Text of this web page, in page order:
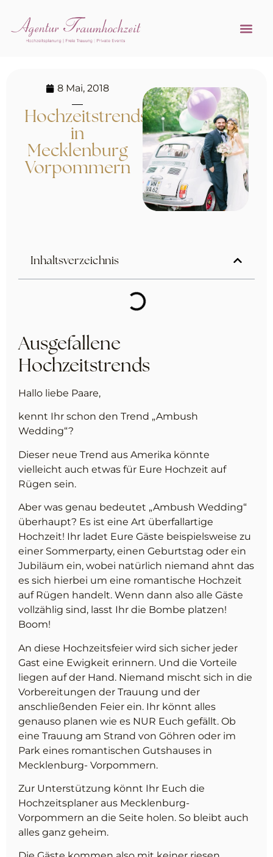
8 Mai, 2018
Hochzeitstrends
in
Mecklenburg
Vorpommern
Inhaltsverzeichnis
Ausgefallene
Hochzeitstrends
Hallo liebe Paare,
kennt Ihr schon den Trend „Ambush
Wedding“?
Dieser neue Trend aus Amerika könnte
vielleicht auch etwas für Eure Hochzeit auf
Rügen sein.
Aber was genau bedeutet „Ambush Wedding“
überhaupt? Es ist eine Art überfallartige
Hochzeit! Ihr ladet Eure Gäste beispielsweise zu
einer Sommerparty, einen Geburtstag oder ein
Jubiläum ein, wobei natürlich niemand ahnt das
es sich hierbei um eine romantische Hochzeit
auf Rügen handelt. Wenn dann also alle Gäste
vollzählig sind, lasst Ihr die Bombe platzen!
Boom!
An diese Hochzeitsfeier wird sich sicher jeder
Gast eine Ewigkeit erinnern. Und die Vorteile
liegen auf der Hand. Niemand mischt sich in die
Vorbereitungen der Trauung und der
anschließenden Feier ein. Ihr könnt alles
genauso planen wie es NUR Euch gefällt. Ob
eine Trauung am Strand von Göhren oder im
Park eines romantischen Gutshauses in
Mecklenburg- Vorpommern.
Zur Unterstützung könnt Ihr Euch die
Hochzeitsplaner aus Mecklenburg-
Vorpommern an die Seite holen. So bleibt auch
alles ganz geheim.